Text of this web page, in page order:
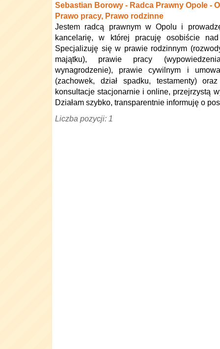
Sebastian Borowy - Radca Prawny Opole -
Prawo pracy, Prawo rodzinne
Jestem radcą prawnym w Opolu i
kancelarię, w której pracuję osobiście
Specjalizuję się w prawie rodzinnym
majątku), prawie pracy
wynagrodzenie), prawie cywilnym i
(zachowek, dział spadku, testamenty)
konsultacje stacjonarnie i online, przejrzystą
Działam szybko, transparentnie informuję o
Liczba pozycji: 1